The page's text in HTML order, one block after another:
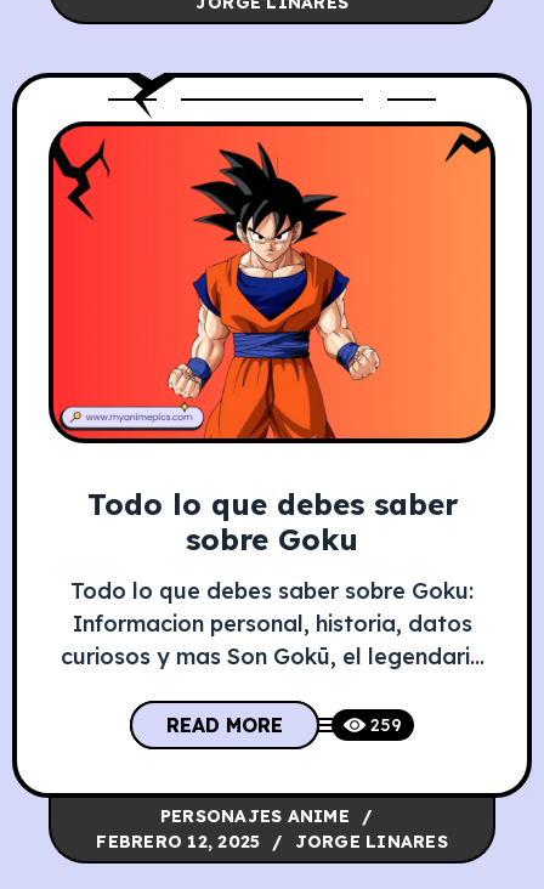
historia está llena
Todo lo que debes saber
sobre Goku
Todo lo que debes saber sobre Goku:
Informacion personal, historia, datos
curiosos y mas Son Gokū, el legendario
y apasionado por el combate. Su historia
refleja perseverancia, amistad y
superación, convirtiéndolo en un ícono
del anime y la cultura pop. Información
Personal de Goku Atributo Detalle
READ MORE 259
PERSONAJES ANIME
FEBRERO 12, 2025
JORGE LINARES